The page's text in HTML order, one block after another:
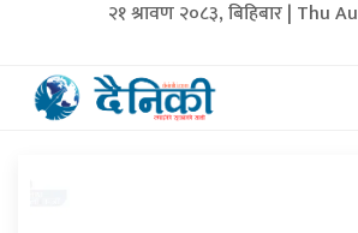
२१ श्रावण २०८३, बिहिबार | Thu